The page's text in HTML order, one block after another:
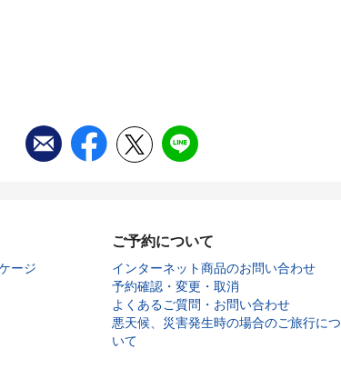
ージ
ご予約について
インターネット商品のお問い合わせ
予約確認・変更・取消
よくあるご質問・お問い合わせ
悪天候、災害発生時の場合のご旅行につ
いて